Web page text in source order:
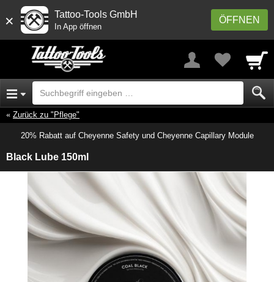
× ÖFFNEN
Tattoo-Tools GmbH
In App öffnen
Zurück zu "Pflege"
20% Rabatt auf Cheyenne Safety und Cheyenne Capillary Module
Black Lube 150ml